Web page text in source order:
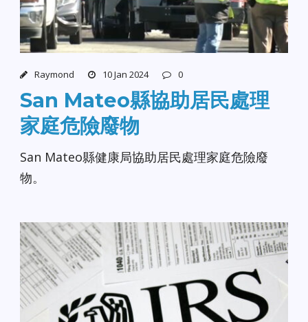
Raymond 10 Jan 2024 0
San Mateo縣協助居民處理
家庭危險廢物
San Mateo縣健康局協助居民處理家庭危險廢
物。